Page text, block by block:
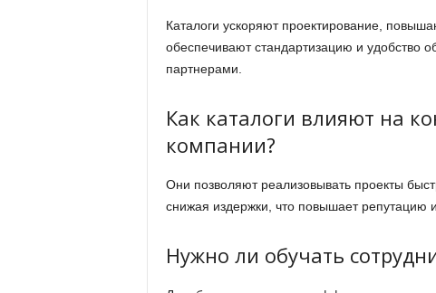
Каталоги ускоряют проектирование,
обеспечивают стандартизацию и удобство
партнерами.
Как каталоги влияют на
компании?
Они позволяют реализовывать проекты
снижая издержки, что повышает репутацию
Нужно ли обучать